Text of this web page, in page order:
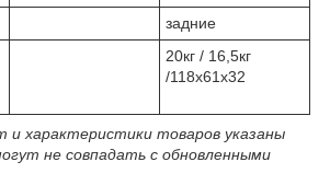
задние
20кг / 16,5кг
/118х61х32
и характеристики товаров указаны
не совпадать с обновленными